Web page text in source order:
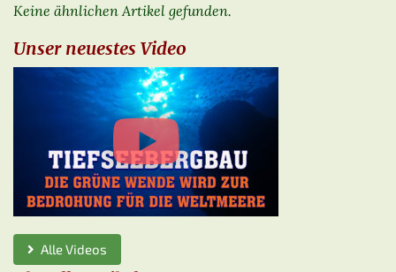
Keine ähnlichen Artikel gefunden.
Unser neuestes Video
Alle Videos